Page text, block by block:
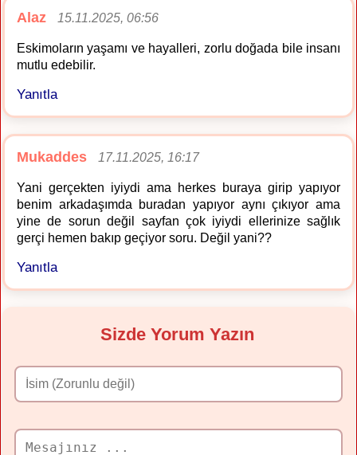
Alaz 15.11.2025, 06:56
Eskimoların yaşamı ve hayalleri, zorlu doğada bile insanı
mutlu edebilir.
Yanıtla
Mukaddes 17.11.2025, 16:17
Yani gerçekten iyiydi ama herkes buraya girip yapıyor
benim arkadaşımda buradan yapıyor aynı çıkıyor ama
yine de sorun değil sayfan çok iyiydi ellerinize sağlık
gerçi hemen bakıp geçiyor soru. Değil yani??
Yanıtla
Sizde Yorum Yazın